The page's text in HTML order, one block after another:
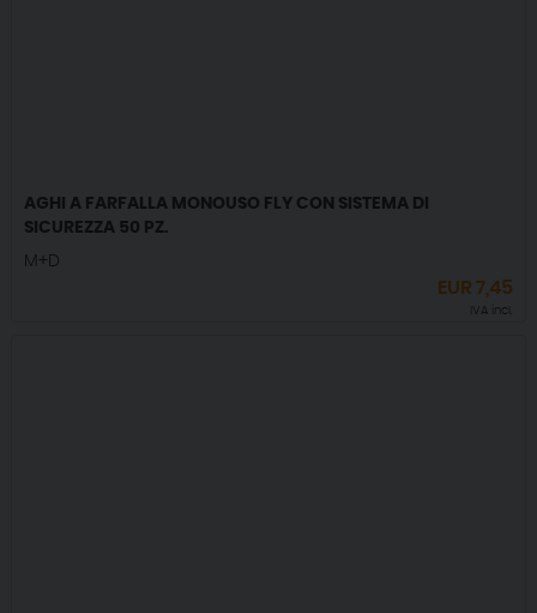
AGHI A FARFALLA MONOUSO FLY CON SISTEMA DI
SICUREZZA 50 PZ.
M+D
EUR7,45
IVA incl.